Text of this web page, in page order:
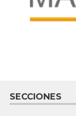
SECCIONES